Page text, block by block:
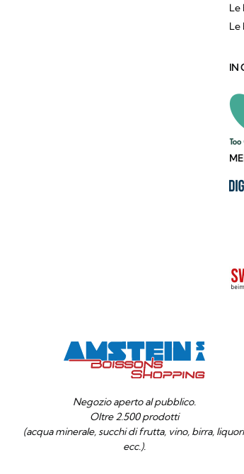
Le
Le
IN
Negozio aperto al pubblico.
Oltre 2.500 prodotti
(acqua minerale, succhi di frutta, vino, birra,
ecc.).